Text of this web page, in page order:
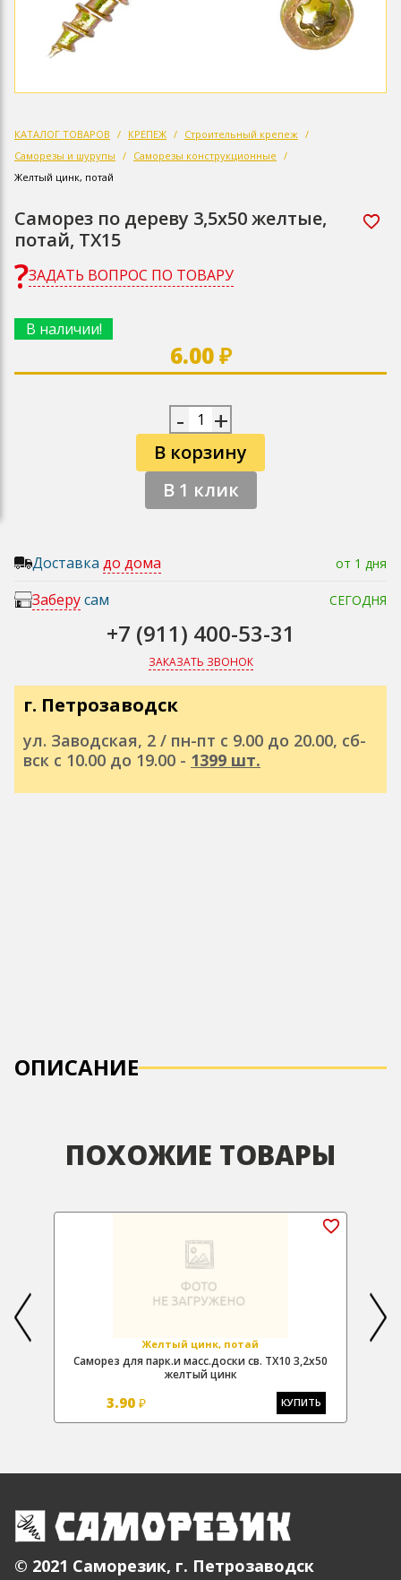
КАТАЛОГ ТОВАРОВ КРЕПЕЖ
Строительный крепеж
Саморезы и шурупы
Саморезы конструкционные
Желтый цинк, потай
Саморез по дереву 3,5х50 желтые,
потай, ТХ15
ЗАДАТЬ ВОПРОС ПО ТОВАРУ
В наличии!
6.00 ₽
- +
В корзину
В 1 клик
Доставка до дома от 1 дня
Заберусам СЕГОДНЯ
+7 (911) 400-53-31
ЗАКАЗАТЬ ЗВОНОК
г. Петрозаводск
ул. Заводская, 2 / пн-пт с 9.00 до 20.00, сб-
вск с 10.00 до 19.00 - 1399 шт.
ОПИСАНИЕ
ПОХОЖИЕ ТОВАРЫ
Желтый цинк, потай
Саморез для парк.и масс.доски св. TX10 3,2х50
желтый цинк
3.90 ₽ КУПИТЬ
© 2021 Саморезик, г. Петрозаводск